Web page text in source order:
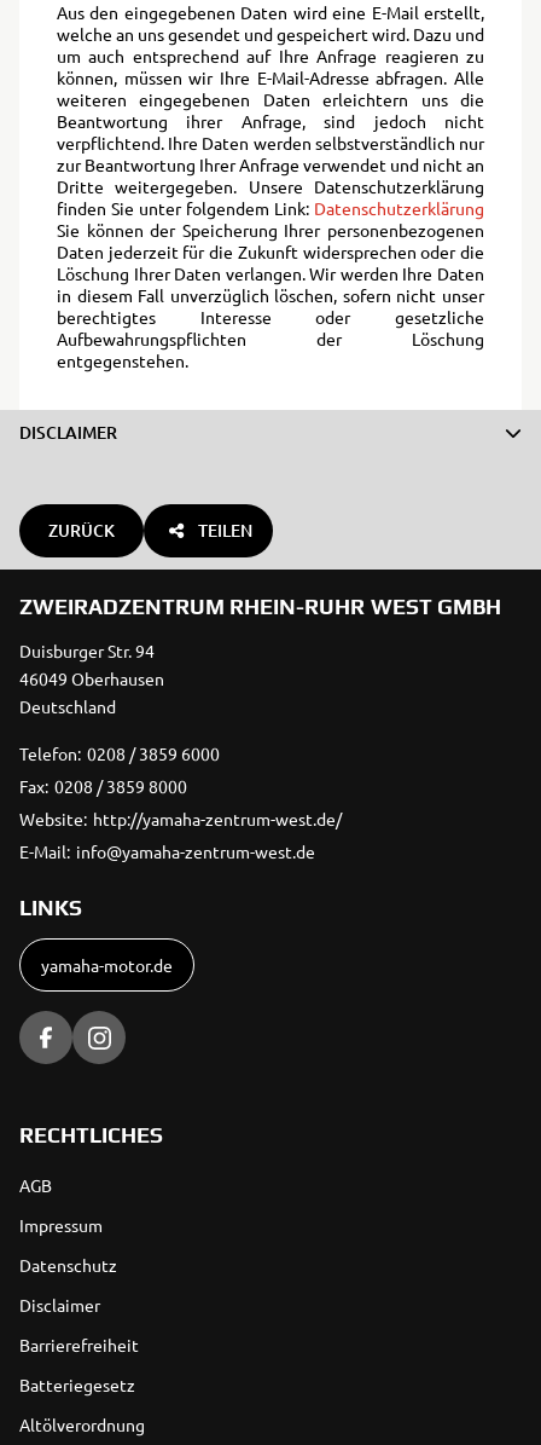
Aus den eingegebenen Daten wird eine E-Mail erstellt,
welche an uns gesendet und gespeichert wird. Dazu und
um auch entsprechend auf Ihre Anfrage reagieren zu
können, müssen wir Ihre E-Mail-Adresse abfragen. Alle
weiteren eingegebenen Daten erleichtern uns die
Beantwortung ihrer Anfrage, sind jedoch nicht
verpflichtend. Ihre Daten werden selbstverständlich nur
zur Beantwortung Ihrer Anfrage verwendet und nicht an
Dritte weitergegeben. Unsere Datenschutzerklärung
finden Sie unter folgendem Link: Datenschutzerklärung
Sie können der Speicherung Ihrer personenbezogenen
Daten jederzeit für die Zukunft widersprechen oder die
Löschung Ihrer Daten verlangen. Wir werden Ihre Daten
in diesem Fall unverzüglich löschen, sofern nicht unser
berechtigtes Interesse oder gesetzliche
Aufbewahrungspflichten der Löschung
entgegenstehen.
DISCLAIMER
ZURÜCK TEILEN
ZWEIRADZENTRUM RHEIN-RUHR WEST GMBH
Duisburger Str. 94
46049 Oberhausen
Deutschland
Telefon: 0208 / 3859 6000
Fax: 0208 / 3859 8000
Website: http://yamaha-zentrum-west.de/
E-Mail: info@yamaha-zentrum-west.de
LINKS
yamaha-motor.de
RECHTLICHES
AGB
Impressum
Datenschutz
Disclaimer
Barrierefreiheit
Batteriegesetz
Altölverordnung